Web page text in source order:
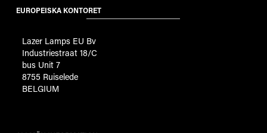
EUROPEISKA KONTORET
Lazer Lamps EU Bv
Industriestraat 18/C
bus Unit 7
8755 Ruiselede
BELGIUM